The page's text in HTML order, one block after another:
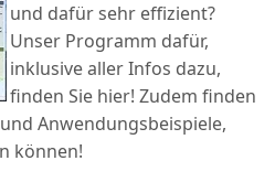
und dafür sehr effizient?
Unser Programm dafür,
inklusive aller Infos dazu,
finden Sie hier! Zudem finden
Anwendungsbeispiele,
können!